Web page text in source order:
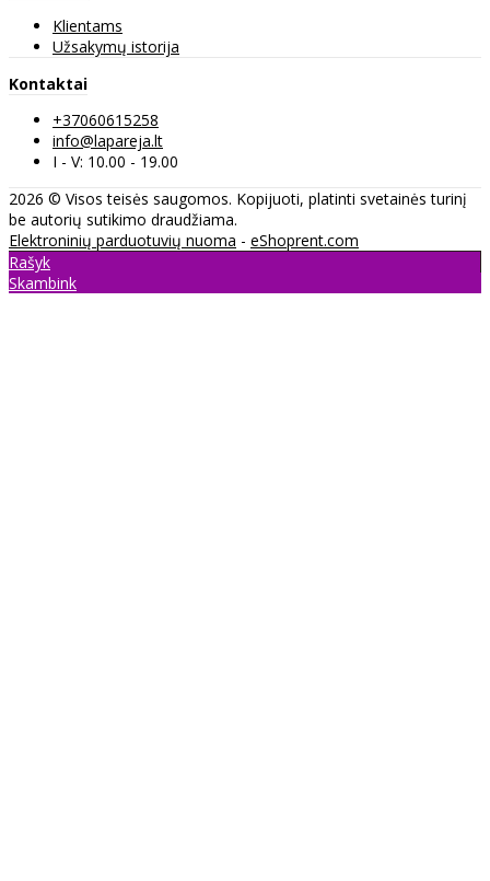
Klientams
Užsakymų istorija
Kontaktai
+37060615258
info@lapareja.lt
I - V: 10.00 - 19.00
2026 © Visos teisės saugomos. Kopijuoti, platinti svetainės turinį
be autorių sutikimo draudžiama.
Elektroninių parduotuvių nuoma - eShoprent.com
Rašyk
Skambink